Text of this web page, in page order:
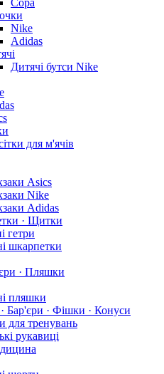
Nike
Adidas
Дитячі бутси Nike
для м'ячів
Asics
Nike
Adidas
· Щитки
гетри
шкарпетки
· Пляшки
пляшки
Бар'єри · Фішки · Конуси
для тренувань
рукавиці